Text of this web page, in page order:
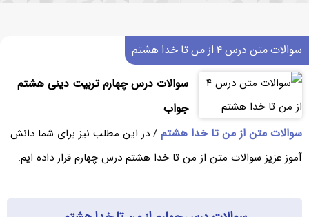
سوالات متن درس ۴ از من تا خدا هشتم
سوالات درس چهارم تربیت دینی هشتم
جواب
سوالات متن از من تا خدا هشتم / در این مطلب نیز برای شما دانش
آموز عزیز سوالات متن از من تا خدا هشتم درس چهارم قرار داده ایم.